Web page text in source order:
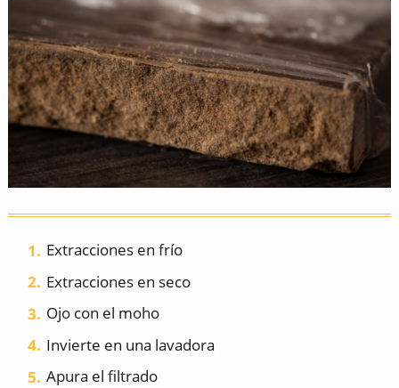
Extracciones en frío
Extracciones en seco
Ojo con el moho
Invierte en una lavadora
Apura el filtrado